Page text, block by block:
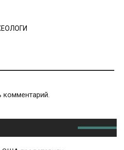
комментарий.